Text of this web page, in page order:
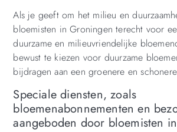
Als je geeft om het milieu en
bloemisten in Groningen terecht voor
duurzame en milieuvriendelijke
bewust te kiezen voor duurzame
bijdragen aan een groenere en
Speciale diensten, zoals
bloemenabonnementen en
aangeboden door bloemisten